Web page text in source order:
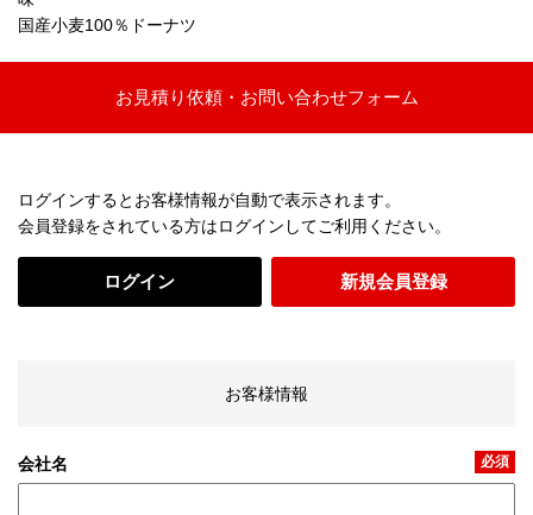
国産小麦100％ドーナツ
お見積り依頼・お問い合わせフォーム
ログインするとお客様情報が自動で表示されます。
会員登録をされている方はログインしてご利用ください。
ログイン 新規会員登録
お客様情報
会社名 必須